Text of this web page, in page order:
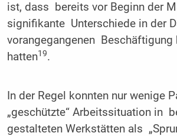
ist, dass bereits vor Beginn der
signifikante Unterschiede in der
vorangegangenen Beschäftigung
hatten19.
In der Regel konnten nur wenige
„geschützte“ Arbeitssituation in
gestalteten Werkstätten als